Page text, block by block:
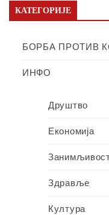
КАТЕГОРИЈЕ
БОРБА ПРОТИВ
ИНФО
Друштво
Економија
Здравље
Култура